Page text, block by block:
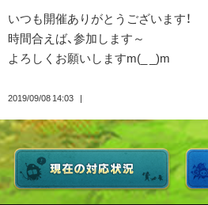
いつも開催ありがとうございます！
時間合えば、参加します～
よろしくお願いしますm(_ _)m
2019/09/08 14:03